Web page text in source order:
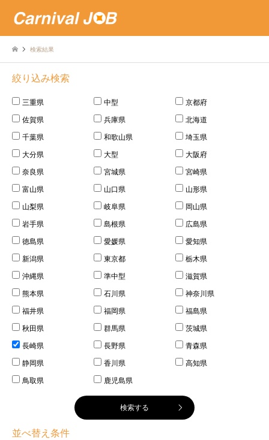
検索結果
絞り込み検索
三重県 中型
京都府
佐賀県
兵庫県
北海道
千葉県
和歌山県
埼玉県
大分県
大型
大阪府
奈良県
宮城県
宮崎県
富山県
山口県
山形県
山梨県
岐阜県
岡山県
岩手県
島根県
広島県
徳島県
愛媛県
愛知県
新潟県
東京都
栃木県
沖縄県
準中型
滋賀県
熊本県
石川県
神奈川県
福井県
福岡県
福島県
秋田県
群馬県
茨城県
長崎県
長野県
青森県
静岡県
香川県
高知県
鳥取県
鹿児島県
並べ替え条件